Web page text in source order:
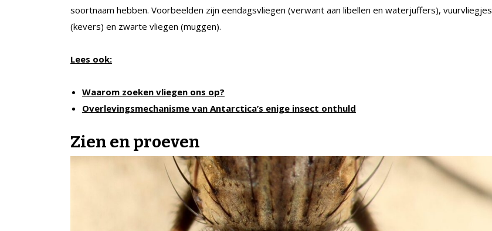
soortnaam hebben. Voorbeelden zijn eendagsvliegen (verwant aan libellen en waterjuffers), vuurvliegjes
(kevers) en zwarte vliegen (muggen).
Lees ook:
Waarom zoeken vliegen ons op?
Overlevingsmechanisme van Antarctica’s enige insect onthuld
Zien en proeven